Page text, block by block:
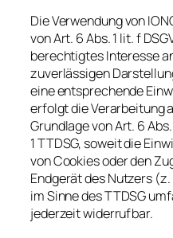
Die Verwendung von
von Art. 6 Abs. 1 lit. f
berechtigtes Interesse
zuverlässigen
eine entsprechende
erfolgt die Verarbeitung
Grundlage von Art. 6 Abs.
1 TTDSG, soweit die
von Cookies oder den
Endgerät des Nutzers
im Sinne des TTDSG
jederzeit widerrufbar.